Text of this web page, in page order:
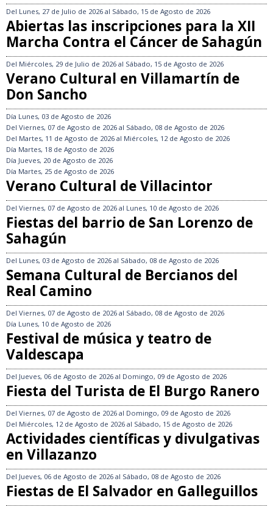
Del Lunes, 27 de Julio de 2026 al Sábado, 15 de Agosto de 2026
Abiertas las inscripciones para la XII
Marcha Contra el Cáncer de Sahagún
Del Miércoles, 29 de Julio de 2026 al Sábado, 15 de Agosto de 2026
Verano Cultural en Villamartín de
Don Sancho
Día Lunes, 03 de Agosto de 2026
Del Viernes, 07 de Agosto de 2026 al Sábado, 08 de Agosto de 2026
Del Martes, 11 de Agosto de 2026 al Miércoles, 12 de Agosto de 2026
Día Martes, 18 de Agosto de 2026
Día Jueves, 20 de Agosto de 2026
Día Martes, 25 de Agosto de 2026
Verano Cultural de Villacintor
Del Viernes, 07 de Agosto de 2026 al Lunes, 10 de Agosto de 2026
Fiestas del barrio de San Lorenzo de
Sahagún
Del Lunes, 03 de Agosto de 2026 al Sábado, 08 de Agosto de 2026
Semana Cultural de Bercianos del
Real Camino
Del Viernes, 07 de Agosto de 2026 al Sábado, 08 de Agosto de 2026
Día Lunes, 10 de Agosto de 2026
Festival de música y teatro de
Valdescapa
Del Jueves, 06 de Agosto de 2026 al Domingo, 09 de Agosto de 2026
Fiesta del Turista de El Burgo Ranero
Del Viernes, 07 de Agosto de 2026 al Domingo, 09 de Agosto de 2026
Del Miércoles, 12 de Agosto de 2026 al Sábado, 15 de Agosto de 2026
Actividades científicas y divulgativas
en Villazanzo
Del Jueves, 06 de Agosto de 2026 al Sábado, 08 de Agosto de 2026
Fiestas de El Salvador en Galleguillos